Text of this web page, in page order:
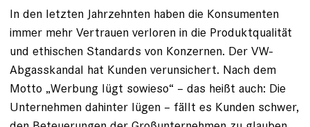
In den letzten Jahrzehnten haben die Konsumenten
immer mehr Vertrauen verloren in die Produktqualität
und ethischen Standards von Konzernen. Der VW-
Abgasskandal hat Kunden verunsichert. Nach dem
Motto „Werbung lügt sowieso“ – das heißt auch: Die
Unternehmen dahinter lügen – fällt es Kunden schwer,